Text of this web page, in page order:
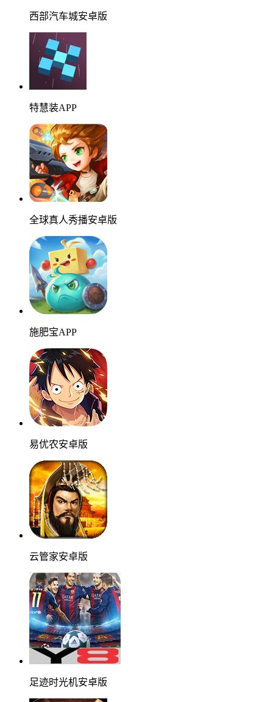
西部汽车城安卓版
特慧装APP
全球真人秀播安卓版
施肥宝APP
易优农安卓版
云管家安卓版
足迹时光机安卓版